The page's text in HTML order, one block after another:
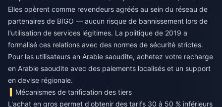
Elles opèrent comme revendeurs agréés au sein du réseau de
partenaires de BIGO — aucun risque de bannissement lors de
l'utilisation de services légitimes. La politique de 2019 a
formalisé ces relations avec des normes de sécurité strictes.
Pour les utilisateurs en Arabie saoudite, achetez votre recharge
en Arabie saoudite avec des paiements localisés et un support
en devise régionale.
Mécanismes de tarification des tiers
L'achat en gros permet d'obtenir des tarifs 30 à 50 % inférieurs